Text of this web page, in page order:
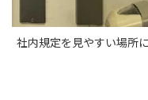
社内規定を見やすい場所